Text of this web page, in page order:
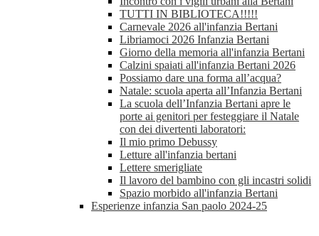
TUTTI IN BIBLIOTECA!!!!!
Carnevale 2026 all'infanzia Bertani
Libriamoci 2026 Infanzia Bertani
Giorno della memoria all'infanzia Bertani
Calzini spaiati all'infanzia Bertani 2026
Possiamo dare una forma all’acqua?
Natale: scuola aperta all’Infanzia Bertani
La scuola dell’Infanzia Bertani apre le
porte ai genitori per festeggiare il Natale
con dei divertenti laboratori:
Il mio primo Debussy
Letture all'infanzia bertani
Lettere smerigliate
Il lavoro del bambino con gli incastri solidi
Spazio morbido all'infanzia Bertani
Esperienze infanzia San paolo 2024-25